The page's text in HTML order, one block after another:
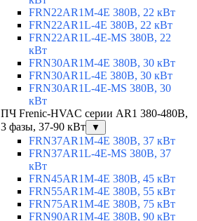
FRN22AR1M-4E 380В, 22 кВт
FRN22AR1L-4E 380В, 22 кВт
FRN22AR1L-4E-MS 380В, 22
кВт
FRN30AR1M-4E 380В, 30 кВт
FRN30AR1L-4E 380В, 30 кВт
FRN30AR1L-4E-MS 380В, 30
кВт
ПЧ Frenic-HVAC серии AR1 380-480В,
3 фазы, 37-90 кВт
▼
FRN37AR1M-4E 380В, 37 кВт
FRN37AR1L-4E-MS 380В, 37
кВт
FRN45AR1M-4E 380В, 45 кВт
FRN55AR1M-4E 380В, 55 кВт
FRN75AR1M-4E 380В, 75 кВт
FRN90AR1M-4E 380В, 90 кВт